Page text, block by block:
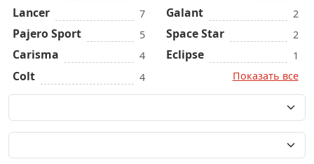
Lancer 7
Pajero Sport 5
Carisma 4
Colt 4
Galant 2
Space Star 2
Eclipse
1
Показать все